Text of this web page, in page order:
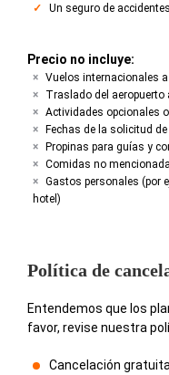
Un seguro de
Precio no incluye:
Vuelos internacionales
Traslado del aeropuerto
Actividades opcionales
Fechas de la solicitud
Propinas para guías y
Comidas no
Gastos personales (por
hotel)
Política de
Entendemos que los
favor, revise nuestra
Cancelación